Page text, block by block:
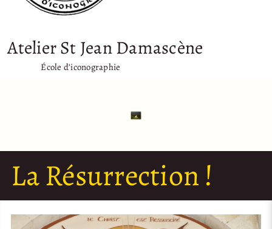
Atelier St Jean Damascène
École d’iconographie
La Résurrection !